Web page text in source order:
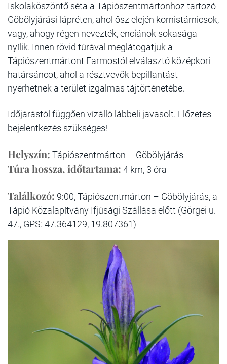
Iskolaköszöntő séta a Tápiószentmártonhoz tartozó
Göbölyjárási-lápréten, ahol ősz elején kornistárnicsok,
vagy, ahogy régen nevezték, enciánok sokasága
nyílik. Innen rövid túrával meglátogatjuk a
Tápiószentmártont Farmostól elválasztó középkori
határsáncot, ahol a résztvevők bepillantást
nyerhetnek a terület izgalmas tájtörténetébe.
Időjárástól függően vízálló lábbeli javasolt. Előzetes
bejelentkezés szükséges!
Helyszín: Tápiószentmárton – Göbölyjárás
Túra hossza, időtartama: 4 km, 3 óra
Találkozó: 9:00, Tápiószentmárton – Göbölyjárás, a
Tápió Közalapítvány Ifjúsági Szállása előtt (Görgei u.
47., GPS: 47.364129, 19.807361)